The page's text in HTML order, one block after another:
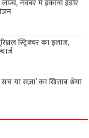
लॉन्च, नवंबर में इकाना इंडोर
स्ट्रिक्चर का इलाज,
या सज़ा’ का खिताब श्रेया